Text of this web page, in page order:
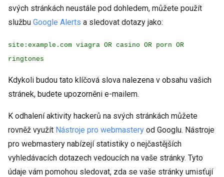
svých stránkách neustále pod dohledem, můžete použít
službu Google Alerts a sledovat dotazy jako:
site:example.com viagra OR casino OR porn OR
ringtones
Kdykoli budou tato klíčová slova nalezena v obsahu vašich
stránek, budete upozorněni e-mailem.
K odhalení aktivity hackerů na svých stránkách můžete
rovněž využít Nástroje pro webmastery od Googlu. Nástroje
pro webmastery nabízejí statistiky o nejčastějších
vyhledávacích dotazech vedoucích na vaše stránky. Tyto
údaje vám pomohou sledovat, zda se vaše stránky umisťují